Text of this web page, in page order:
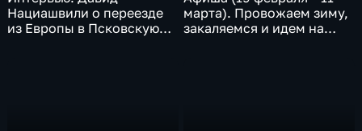
Нациашвили о переезде
из Европы в Псковскую
марта). Провожаем зиму,
закаляемся и идем на